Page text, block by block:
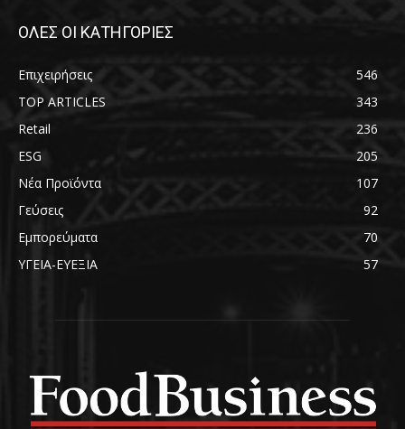
ΟΛΕΣ ΟΙ ΚΑΤΗΓΟΡΙΕΣ
Επιχειρήσεις
546
TOP ARTICLES
343
Retail
236
ESG
205
Νέα Προϊόντα
107
Γεύσεις
92
Εμπορεύματα
70
ΥΓΕΙΑ-ΕΥΕΞΙΑ
57